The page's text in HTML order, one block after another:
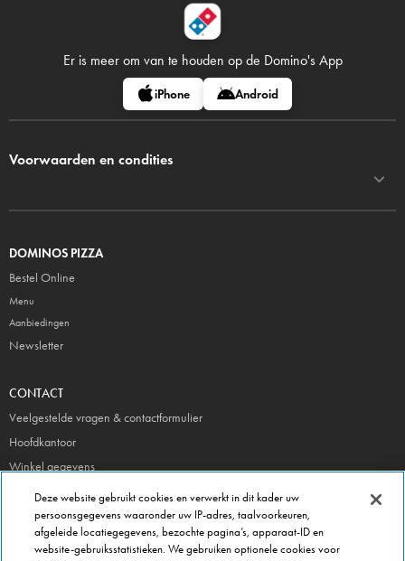
Er is meer om van te houden op de Domino's App
iPhone Android
Voorwaarden en condities
DOMINOS PIZZA
Bestel Online
Menu
Aanbiedingen
Newsletter
CONTACT
Veelgestelde vragen & contactformulier
Hoofdkantoor
Winkel gegevens
Beheer je voorkeuren
FRANCHISE INFO
Deze website gebruikt cookies en verwerkt in dit kader uw
persoonsgegevens waaronder uw IP-adres, taalvoorkeuren,
afgeleide locatiegegevens, bezochte pagina’s, apparaat-ID en
website-gebruiksstatistieken. We gebruiken optionele cookies voor